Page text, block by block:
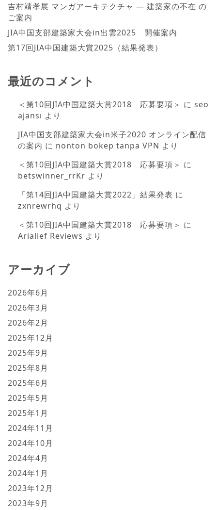
吉村靖孝展 マンガアーキテクチャ ― 建築家の不在 の
ご案内
JIA中国支部建築家大会in出雲2025 開催案内
第17回JIA中国建築大賞2025（結果発表）
最近のコメント
＜第10回JIA中国建築大賞2018 応募要項＞ に seo
ajansı より
JIA中国支部建築家大会in米子2020 オンライン配信
の案内 に nonton bokep tanpa VPN より
＜第10回JIA中国建築大賞2018 応募要項＞ に
betswinner_rrKr より
「第14回JIA中国建築大賞2022」結果発表 に
zxnrewrhq より
＜第10回JIA中国建築大賞2018 応募要項＞ に
Arialief Reviews より
アーカイブ
2026年6月
2026年3月
2026年2月
2025年12月
2025年9月
2025年8月
2025年6月
2025年5月
2025年1月
2024年11月
2024年10月
2024年4月
2024年1月
2023年12月
2023年9月